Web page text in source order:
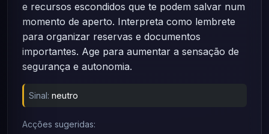
e recursos escondidos que te podem salvar num
momento de aperto. Interpreta como lembrete
para organizar reservas e documentos
importantes. Age para aumentar a sensação de
segurança e autonomia.
Sinal: neutro
Acções sugeridas: